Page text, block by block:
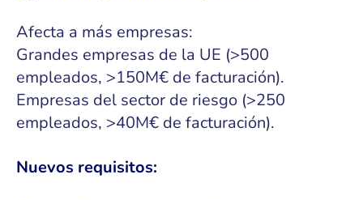
Afecta a más empresas:
Grandes empresas de la UE (>500
empleados, >150M€ de facturación).
Empresas del sector de riesgo (>250
empleados, >40M€ de facturación).
Nuevos requisitos: